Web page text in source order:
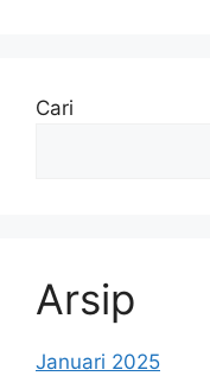
Cari
Arsip
Januari 2025